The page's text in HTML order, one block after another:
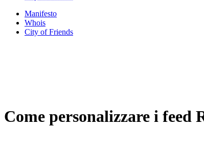
Manifesto
Whois
City of Friends
Come personalizzare i feed